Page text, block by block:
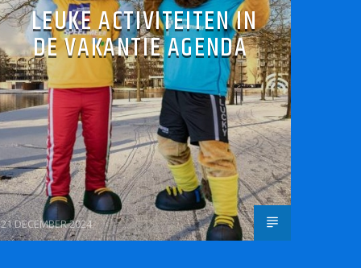
LEUKE ACTIVITEITEN IN
DE VAKANTIE AGENDA
21 DECEMBER 2024